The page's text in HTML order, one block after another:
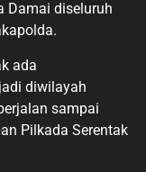
Damai diseluruh
ada
diwilayah
sampai
Pilkada Serentak